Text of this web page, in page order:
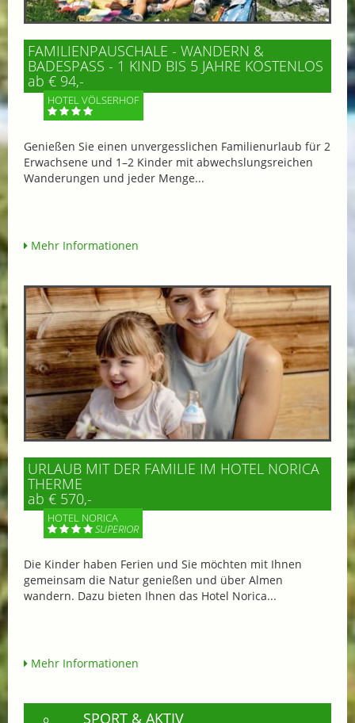
FAMILIENPAUSCHALE - WANDERN &
BADESPASS - 1 KIND BIS 5 JAHRE KOSTENLOS
ab € 94,-
HOTEL VÖLSERHOF
Genießen Sie einen unvergesslichen Familienurlaub für 2
Erwachsene und 1–2 Kinder mit abwechslungsreichen
Wanderungen und jeder Menge...
Mehr Informationen
URLAUB MIT DER FAMILIE IM HOTEL NORICA
THERME
ab € 570,-
HOTEL NORICA
SUPERIOR
Die Kinder haben Ferien und Sie möchten mit Ihnen
gemeinsam die Natur genießen und über Almen
wandern. Dazu bieten Ihnen das Hotel Norica...
Mehr Informationen
SPORT & AKTIV